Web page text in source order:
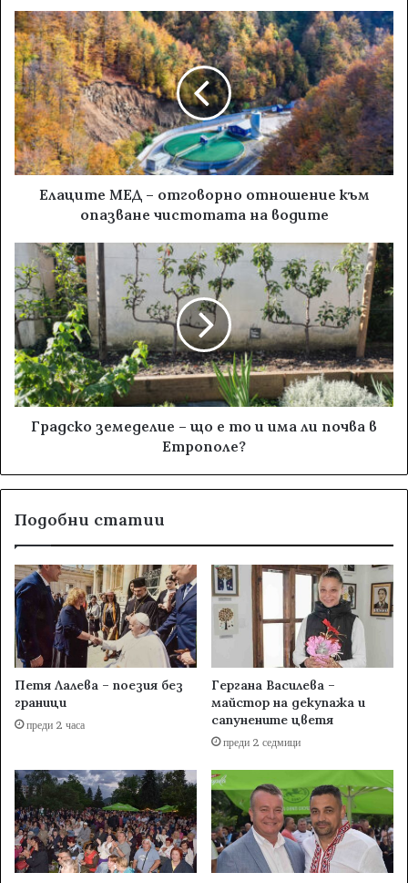
Елаците МЕД – отговорно отношение към
опазване чистотата на водите
Градско земеделие – що е то и има ли почва в
Етрополе?
Подобни статии
Петя Лалева – поезия без
граници
преди 2 часа
Гергана Василева –
майстор на декупажа и
сапунените цветя
преди 2 седмици